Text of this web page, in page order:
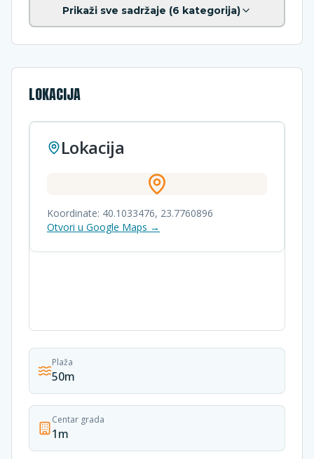
Prikaži sve sadržaje (6 kategorija)
LOKACIJA
Lokacija
Koordinate: 40.1033476, 23.7760896
Otvori u Google Maps →
Plaža
50m
Centar grada
1m